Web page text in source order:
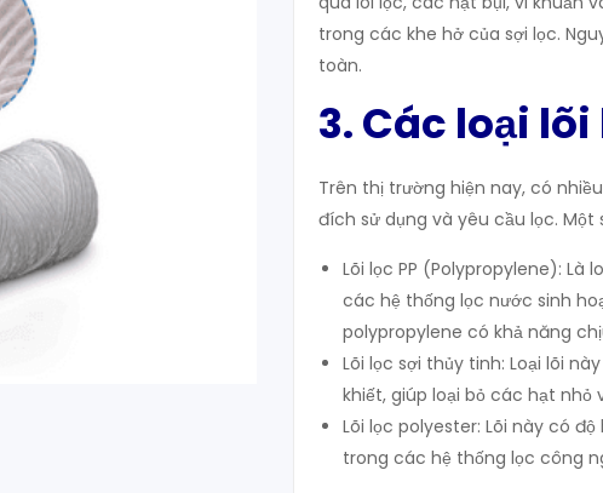
trong các khe hở của sợi lọc.
toàn.
3. Các loại
Trên thị trường hiện nay, có
đích sử dụng và yêu cầu lọc. Một
Lõi lọc PP (Polypropylene): Là
các hệ thống lọc nước sinh
polypropylene có khả năng
Lõi lọc sợi thủy tinh: Loại lõi
khiết, giúp loại bỏ các hạt nhỏ
Lõi lọc polyester: Lõi này có
trong các hệ thống lọc công